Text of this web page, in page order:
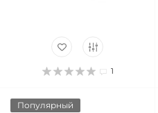
1
Популярный